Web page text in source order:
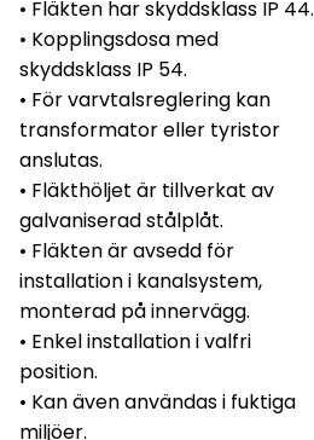
• Fläkten har skyddsklass IP 44.
• Kopplingsdosa med
skyddsklass IP 54.
• För varvtalsreglering kan
transformator eller tyristor
anslutas.
• Fläkthöljet är tillverkat av
galvaniserad stålplåt.
• Fläkten är avsedd för
installation i kanalsystem,
monterad på innervägg.
• Enkel installation i valfri
position.
• Kan även användas i fuktiga
miljöer.